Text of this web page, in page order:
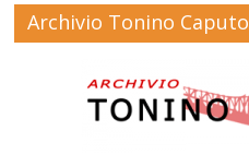
Archivio Tonino Caputo